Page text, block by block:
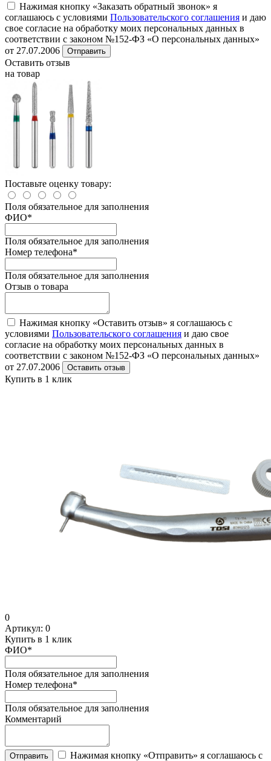
Нажимая кнопку «Заказать обратный звонок» я
соглашаюсь с условиями Пользовательского соглашения и даю
свое согласие на обработку моих персональных данных в
соответствии с законом №152-ФЗ «О персональных данных»
от 27.07.2006
Отправить
Оставить отзыв
на товар
Поставьте оценку товару:
Поля обязательное для заполнения
ФИО*
Поля обязательное для заполнения
Номер телефона*
Поля обязательное для заполнения
Отзыв о товара
Нажимая кнопку «Оставить отзыв» я соглашаюсь с
условиями Пользовательского соглашения и даю свое
согласие на обработку моих персональных данных в
соответствии с законом №152-ФЗ «О персональных данных»
от 27.07.2006
Оставить отзыв
Купить в 1 клик
0
Артикул: 0
Купить в 1 клик
ФИО*
Поля обязательное для заполнения
Номер телефона*
Поля обязательное для заполнения
Комментарий
Отправить
Нажимая кнопку «Отправить» я соглашаюсь с